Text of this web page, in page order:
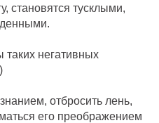
становятся тусклыми,
негативных
отбросить лень,
его преображением